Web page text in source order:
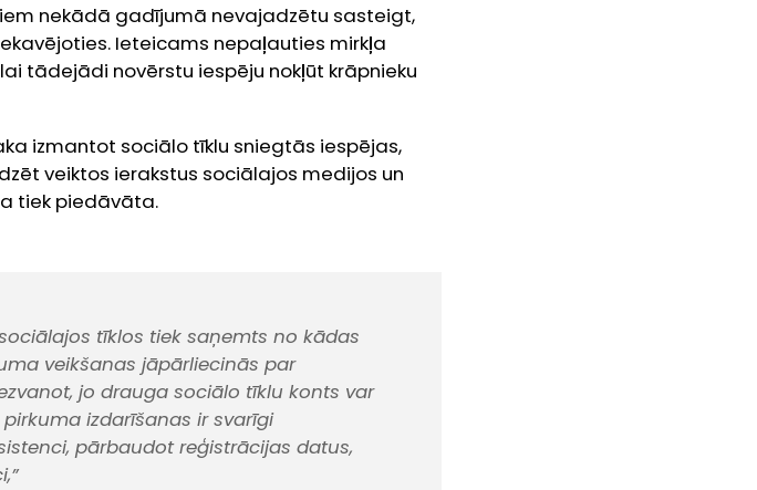
nekādā gadījumā nevajadzētu sasteigt,
Ieteicams nepaļauties mirkļa
tādejādi novērstu iespēju nokļūt krāpnieku
izmantot sociālo tīklu sniegtās iespējas,
veiktos ierakstus sociālajos medijos un
tiek piedāvāta.
tīklos tiek saņemts no kādas
veikšanas jāpārliecinās par
jo drauga sociālo tīklu konts var
izdarīšanas ir svarīgi
pārbaudot reģistrācijas datus,